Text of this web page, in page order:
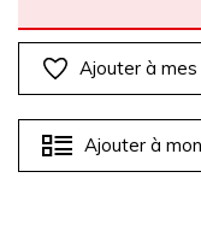
Ajouter à
Ajouter à